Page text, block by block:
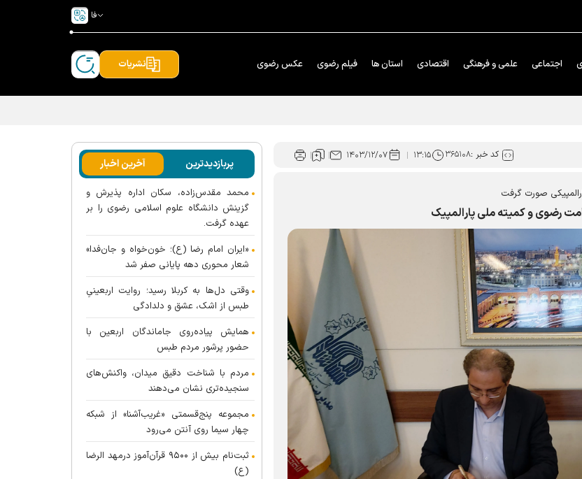
فا
اجتماعی علمی و فرهنگی اقتصادی استان ها فیلم رضوی عکس رضوی نشریات
کد خبر :۳۶۵۱۰۸ ۱۳:۱۵ ۱۴۰۳/۱۲/۰۷
صورت گرفت
رضوی و کمیته ملی پارالمپیک
پربازدیدترین آخرین اخبار
محمد مقدس‌زاده، سکان اداره پذیرش و
گزینش دانشگاه علوم اسلامی رضوی را بر
عهده گرفت.
«ایران امام رضا (ع)؛ خون‌خواه و جان‌فدا»
شعار محوری دهه پایانی صفر شد
وقتی دل‌ها به کربلا رسید؛ روایت اربعینیِ
طبس از اشک، عشق و دلدادگی
همایش پیاده‌روی جاماندگان اربعین با
حضور پرشور مردم طبس
مردم با شناخت دقیق میدان، واکنش‌های
سنجیده‌تری نشان می‌دهند
مجموعه پنج‌قسمتی «غریب‌آشنا» از شبکه
چهار سیما روی آنتن می‌رود
ثبت‌نام بیش از ۹۵۰۰ قرآن‌آموز درمهد الرضا
(ع)